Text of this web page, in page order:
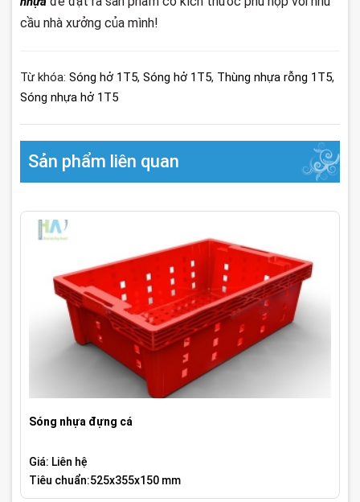
cầu nhà xưởng của mình!
Từ khóa: Sóng hở 1T5, Sóng hở 1T5, Thùng nhựa rỗng 1T5,
Sóng nhựa hở 1T5
Sản phẩm liên quan
Sóng nhựa đựng cá
Giá: Liên hệ
Tiêu chuẩn:525x355x150 mm